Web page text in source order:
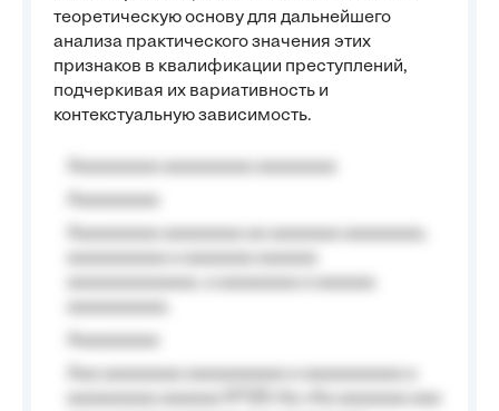
теоретическую основу для дальнейшего
анализа практического значения этих
признаков в квалификации преступлений,
подчеркивая их вариативность и
контекстуальную зависимость.